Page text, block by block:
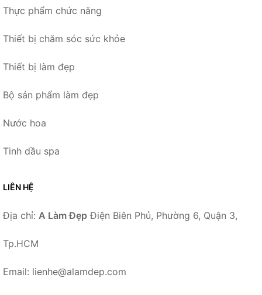
Thực phẩm chức năng
Thiết bị chăm sóc sức khỏe
Thiết bị làm đẹp
Bộ sản phẩm làm đẹp
Nước hoa
Tinh dầu spa
LIÊN HỆ
Địa chỉ: A Làm Đẹp Điện Biên Phủ, Phường 6, Quận 3,
Tp.HCM
Email: lienhe@alamdep.com